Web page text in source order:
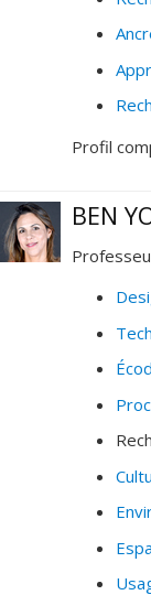
le
Profil
BEN